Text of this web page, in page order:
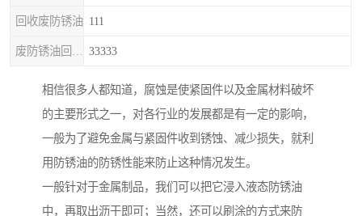
回收废防锈油 111
33333
相信很多人都知道，腐蚀是使紧固件以及金属材料破坏
的主要形式之一，对各行业的发展都是有一定的影响，
一般为了避免金属与紧固件收到锈蚀、减少损失，就利
用防锈油的防锈性能来防止这种情况发生。
一般针对于金属制品，我们可以把它浸入液态防锈油
中，再取出沥干即可；当然，还可以刷涂的方式来防